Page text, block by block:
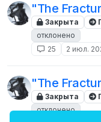
"The
Закрыта
отклонено
25
2 июл.
"The
Закрыта
отклонено